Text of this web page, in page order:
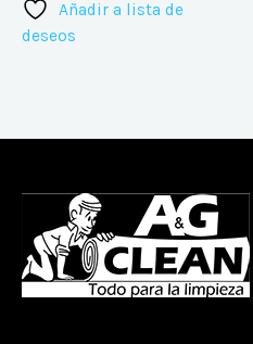
Añadir a lista de
deseos